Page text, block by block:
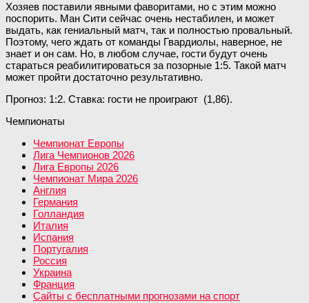
Хозяев поставили явными фаворитами, но с этим можно
поспорить. Ман Сити сейчас очень нестабилен, и может
выдать, как гениальный матч, так и полностью провальный.
Поэтому, чего ждать от команды Гвардиолы, наверное, не
знает и он сам. Но, в любом случае, гости будут очень
стараться реабилитироваться за позорные 1:5. Такой матч
может пройти достаточно результативно.
Прогноз: 1:2. Ставка: гости не проиграют (1,86).
Чемпионаты
Чемпионат Европы
Лига Чемпионов 2026
Лига Европы 2026
Чемпионат Мира 2026
Англия
Германия
Голландия
Италия
Испания
Португалия
Россия
Украина
Франция
Сайты с бесплатными прогнозами на спорт